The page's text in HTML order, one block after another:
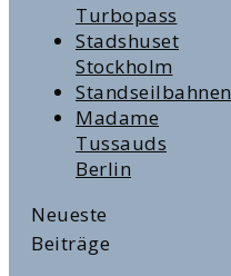
Turbopass
Stadshuset
Stockholm
Standseilbahnen
Madame
Tussauds
Berlin
Neueste
Beiträge